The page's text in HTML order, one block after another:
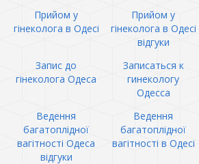
Прийом у
гінеколога в Одесі
Прийом у
гінеколога в Одесі
відгуки
Запис до
гінеколога Одеса
Записаться к
гинекологу
Одесса
Ведення
багатоплідної
вагітності Одеса
відгуки
Ведення
багатоплідної
вагітності в Одесі